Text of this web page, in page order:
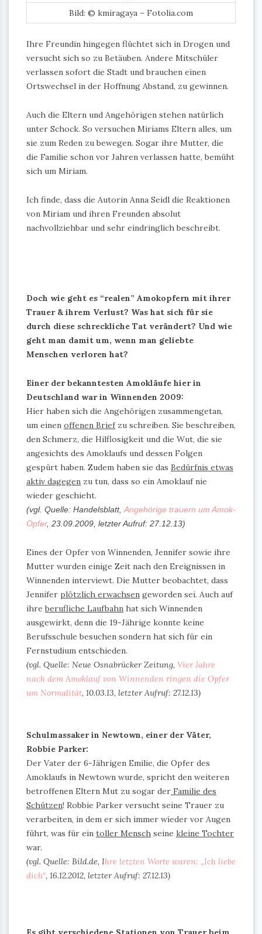
Bild: © kmiragaya – Fotolia.com
Ihre Freundin hingegen flüchtet sich in Drogen und
versucht sich so zu Betäuben. Andere Mitschüler
verlassen sofort die Stadt und brauchen einen
Ortswechsel in der Hoffnung Abstand, zu gewinnen.
Auch die Eltern und Angehörigen stehen natürlich
unter Schock. So versuchen Miriams Eltern alles, um
sie zum Reden zu bewegen. Sogar ihre Mutter, die
die Familie schon vor Jahren verlassen hatte, bemüht
sich um Miriam.
Ich finde, dass die Autorin Anna Seidl die Reaktionen
von Miriam und ihren Freunden absolut
nachvollziehbar und sehr eindringlich beschreibt.
Doch wie geht es “realen” Amokopfern mit ihrer
Trauer & ihrem Verlust? Was hat sich für sie
durch diese schreckliche Tat verändert? Und wie
geht man damit um, wenn man geliebte
Menschen verloren hat?
Einer der bekanntesten Amokläufe hier in
Deutschland war in Winnenden 2009:
Hier haben sich die Angehörigen zusammengetan,
um einen offenen Briefzu schreiben. Sie beschreiben,
den Schmerz, die Hilflosigkeit und die Wut, die sie
angesichts des Amoklaufs und dessen Folgen
gespürt haben. Zudem haben sie das Bedürfnis etwas
aktiv dagegen zu tun, dass so ein Amoklauf nie
wieder geschieht.
(vgl. Quelle: Handelsblatt, Angehörige trauern um Amok-
Opfer, 23.09.2009, letzter Aufruf: 27.12.13)
Eines der Opfer von Winnenden, Jennifer sowie ihre
Mutter wurden einige Zeit nach den Ereignissen in
Winnenden interviewt. Die Mutter beobachtet, dass
Jennifer plötzlich erwachsen geworden sei. Auch auf
ihreberufliche Laufbahn hat sich Winnenden
ausgewirkt, denn die 19-Jährige konnte keine
Berufsschule besuchen sondern hat sich für ein
Fernstudium entschieden.
(vgl. Quelle: Neue Osnabrücker Zeitung, Vier Jahre
nach dem Amoklauf von Winnenden ringen die Opfer
um Normalität, 10.03.13, letzter Aufruf: 27.12.13)
Schulmassaker in Newtown, einer der Väter,
Robbie Parker:
Der Vater der 6-Jährigen Emilie, die Opfer des
Amoklaufs in Newtown wurde, spricht den weiteren
betroffenen Eltern Mut zu sogar der Familie des
Schützen! Robbie Parker versucht seine Trauer zu
verarbeiten, in dem er sich immer wieder vor Augen
führt, was für ein toller Mensch seine kleine Tochter
war.
(vgl. Quelle: Bild.de, Ihre letzten Worte waren: „Ich liebe
dich“, 16.12.2012, letzter Aufruf: 27.12.13)